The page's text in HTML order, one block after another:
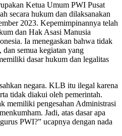
Ketua Umum PWI Pusat
secara hukum dan dilaksanakan
2023. Kepemimpinannya telah
dan Hak Asasi Manusia
Ia menegaskan bahwa tidak
semua kegiatan yang
dasar hukum dan legalitas
negara. KLB itu ilegal karena
tidak diakui oleh pemerintah.
memiliki pengesahan Administrasi
Jadi, atas dasar apa
PWI?” ucapnya dengan nada